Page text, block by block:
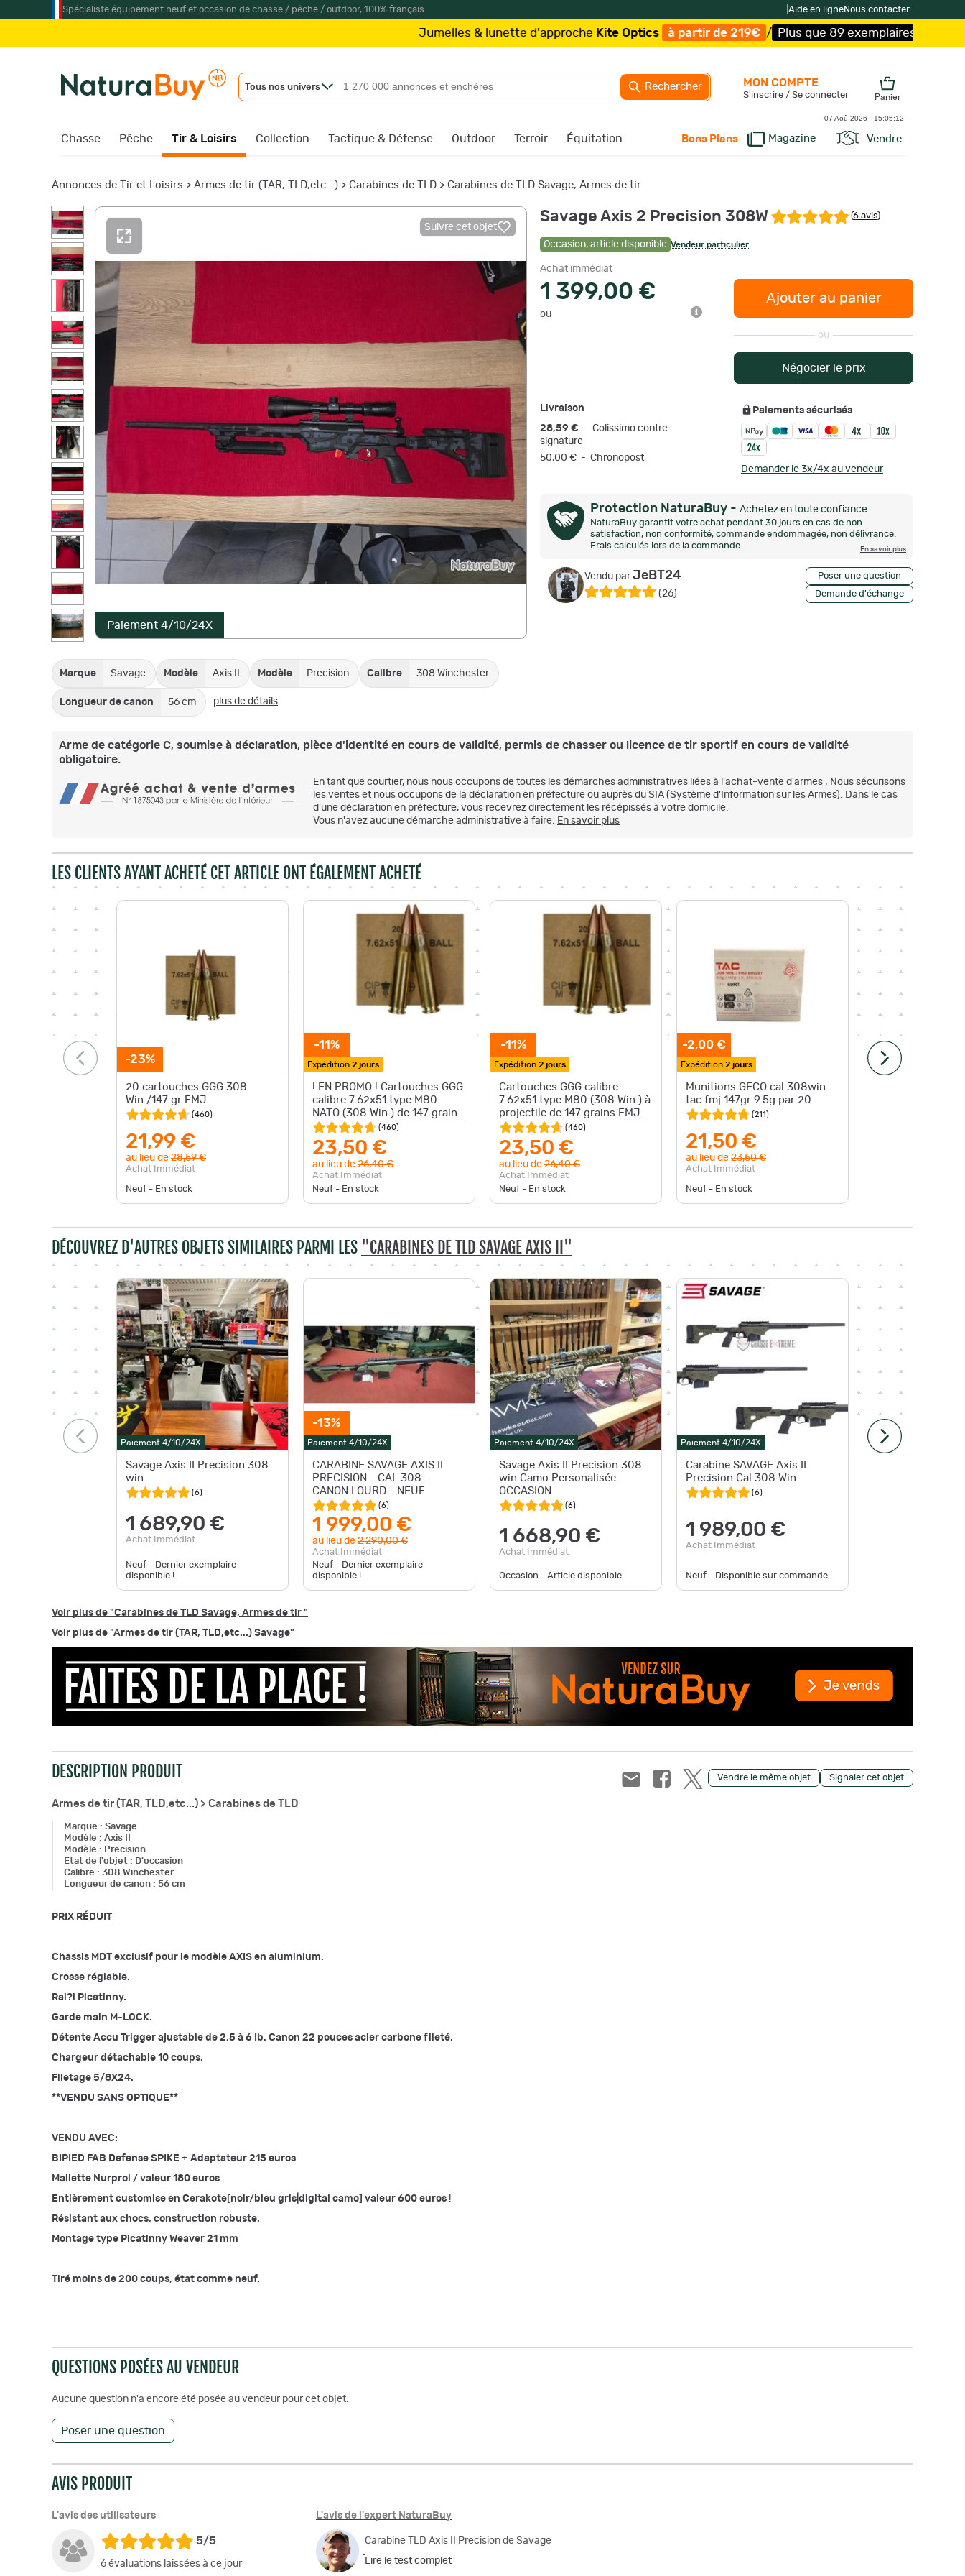
Spécialiste équipement neuf et occasion de chasse / pêche / outdoor, 100% français Aide en ligneNous contacter
Jumelles & lunette d'approcheKite Optics à partir de 219€ / Plus que 89 exemplaires ! /Livraison offerte et
Tous nos univers Rechercher
Chasse Pêche Tir & Loisirs Collection Tactique & Défense Outdoor Terroir Équitation Bons Plans Magazine Vendre
MON COMPTE
S'inscrire / Se connecter Panier
07 Aoû 2026 - 15:05:13
Annonces de Tir et Loisirs > Armes de tir (TAR, TLD,etc...) > Carabines de TLD > Carabines de TLD Savage, Armes de tir
Paiement 4/10/24X
Suivre cet objet
Marque Savage Modèle Axis II Modèle Precision Calibre 308 Winchester
Longueur de canon 56 cm plus de détails
Savage Axis 2 Precision 308W (6 avis)
Occasion, article disponible Vendeur particulier
Achat immédiat
1 399,00 €
ou
Ajouter au panier
ou
Négocier le prix
Livraison
28,59 € - Colissimo contre
signature
50,00 € - Chronopost
Paiements sécurisés
Demander le 3x/4x au vendeur
Protection NaturaBuy - Achetez en toute confiance
NaturaBuy garantit votre achat pendant 30 jours en cas de non-
satisfaction, non conformité, commande endommagée, non délivrance.
Frais calculés lors de la commande.
En savoir plus
Vendu parJeBT24
(26) Demande d'échange
Poser une question
Arme de catégorie C, soumise à déclaration, pièce d'identité en cours de validité, permis de chasser ou licence de tir sportif en cours de validité
obligatoire.
En tant que courtier, nous nous occupons de toutes les démarches administratives liées à l'achat-vente d'armes ; Nous sécurisons
les ventes et nous occupons de la déclaration en préfecture ou auprès du SIA (Système d'Information sur les Armes). Dans le cas
d'une déclaration en préfecture, vous recevrez directement les récépissés à votre domicile.
Vous n'avez aucune démarche administrative à faire. En savoir plus
LES CLIENTS AYANT ACHETÉ CET ARTICLE ONT ÉGALEMENT ACHETÉ
-23%
20 cartouches GGG 308
Win./147 gr FMJ
(460)
21,99 €
au lieu de 28,59 €
Achat Immédiat
Neuf - En stock
-11%
Expédition 2 jours
! EN PROMO ! Cartouches GGG
calibre 7.62x51 type M80
NATO (308 Win.) de 147 grains
FMJ PAR 20 (460)
23,50 €
au lieu de 26,40 €
Achat Immédiat
Neuf - En stock
-11%
Expédition 2 jours
Cartouches GGG calibre
7.62x51 type M80 (308 Win.) à
projectile de 147 grains FMJ
PAR 20
(460)
23,50 €
au lieu de 26,40 €
Achat Immédiat
Neuf - En stock
-2,00 €
Expédition 2 jours
Munitions GECO cal.308win
tac fmj 147gr 9.5g par 20
(211 )
21,50 €
au lieu de 23,50 €
Achat Immédiat
Neuf - En stock
DÉCOUVREZ D'AUTRES OBJETS SIMILAIRES PARMI LES "CARABINES DE TLD SAVAGE AXIS II"
Paiement 4/10/24X
Savage Axis II Precision 308
win
(6)
1 689,90 €
Achat Immédiat
Neuf - Dernier exemplaire
disponible !
-13%
Paiement 4/10/24X
CARABINE SAVAGE AXIS II
PRECISION - CAL 308 -
CANON LOURD - NEUF
(6)
1 999,00 €
au lieu de 2 290,00 €
Achat Immédiat
Neuf - Dernier exemplaire
disponible !
Paiement 4/10/24X
Savage Axis II Precision 308
win Camo Personalisée
OCCASION
(6)
1 668,90 €
Achat Immédiat
Occasion - Article disponible
Paiement 4/10/24X
Carabine SAVAGE Axis II
Precision Cal 308 Win
(6)
1 989,00 €
Achat Immédiat
Neuf - Disponible sur commande
Voir plus de "Carabines de TLD Savage, Armes de tir "
Voir plus de "Armes de tir (TAR, TLD,etc...) Savage"
Vendre le même objet Signaler cet objet
DESCRIPTION PRODUIT
Armes de tir (TAR, TLD,etc...) > Carabines de TLD
Marque : Savage
Modèle : Axis II
Modèle : Precision
Etat de l'objet : D'occasion
Calibre : 308 Winchester
Longueur de canon : 56 cm
PRIX RÉDUIT
Chassis MDT exclusif pour le modèle AXIS en aluminium.
Crosse réglable.
Rai ? l Picatinny.
Garde main M-LOCK.
Détente Accu Trigger ajustable de 2,5 à 6 Ib. Canon 22 pouces acier carbone fileté.
Chargeur détachable 10 coups.
Filetage 5/8X24.
**VENDU SANS OPTIQUE**
VENDU AVEC:
BIPIED FAB Defense SPIKE + Adaptateur 215 euros
Mallette Nurprol / valeur 180 euros
Entièrement customise en Cerakote[noir/bleu gris|digital camo] valeur 600 euros !
Résistant aux chocs, construction robuste.
Montage type Picatinny Weaver 21 mm
Tiré moins de 200 coups, état comme neuf.
QUESTIONS POSÉES AU VENDEUR
Aucune question n'a encore été posée au vendeur pour cet objet.
Poser une question
AVIS PRODUIT
L'avis des utilisateurs
5/5
6 évaluations laissées à ce jour
L'avis de l'expert NaturaBuy
Carabine TLD Axis II Precision de Savage
Lire le test complet